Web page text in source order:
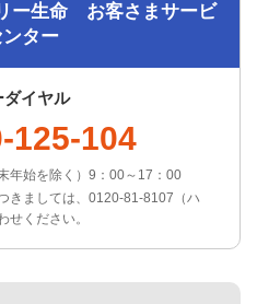
ー生命 お客さまサービ
ター
ダイヤル
125-104
年始を除く）9：00～17：00
きましては、0120-81-8107（ハ
せください。